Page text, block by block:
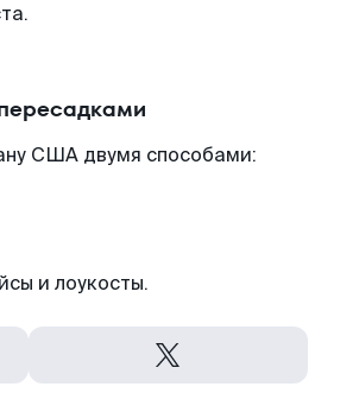
США двумя способами:
и лоукосты.